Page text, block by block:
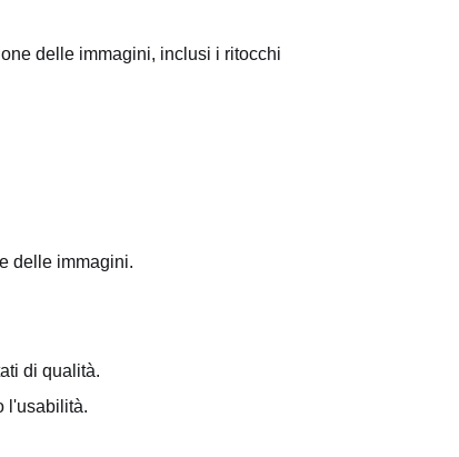
delle immagini, inclusi i ritocchi
delle immagini.
di qualità.
l'usabilità.